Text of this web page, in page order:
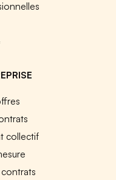
collectif